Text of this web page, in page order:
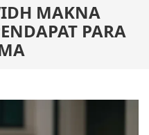
MAKNA
PARA